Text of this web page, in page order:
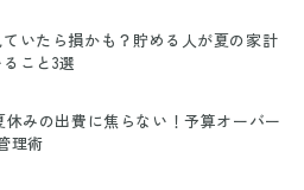
いたら損かも？貯める人が夏の家計
こと3選
休みの出費に焦らない！予算オーバー
理術